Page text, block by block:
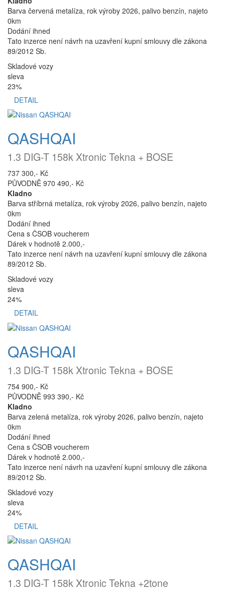
Barva červená metalíza, rok výroby 2026, palivo benzín, najeto
0km
Dodání ihned
Tato inzerce není návrh na uzavření kupní smlouvy dle zákona
89/2012 Sb.
Skladové vozy
sleva
23%
DETAIL
QASHQAI
1.3 DIG-T 158k Xtronic Tekna + BOSE
737 300,- Kč
PŮVODNĚ 970 490,- Kč
Kladno
Barva stříbrná metalíza, rok výroby 2026, palivo benzín, najeto
0km
Dodání ihned
Cena s ČSOB voucherem
Dárek v hodnotě 2.000,-
Tato inzerce není návrh na uzavření kupní smlouvy dle zákona
89/2012 Sb.
Skladové vozy
sleva
24%
DETAIL
QASHQAI
1.3 DIG-T 158k Xtronic Tekna + BOSE
754 900,- Kč
PŮVODNĚ 993 390,- Kč
Kladno
Barva zelená metalíza, rok výroby 2026, palivo benzín, najeto
0km
Dodání ihned
Cena s ČSOB voucherem
Dárek v hodnotě 2.000,-
Tato inzerce není návrh na uzavření kupní smlouvy dle zákona
89/2012 Sb.
Skladové vozy
sleva
24%
DETAIL
QASHQAI
1.3 DIG-T 158k Xtronic Tekna +2tone